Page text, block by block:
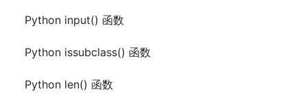
Python input() 函数
Python issubclass() 函数
Python len() 函数